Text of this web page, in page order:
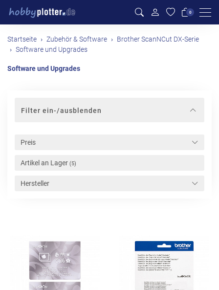
0
Startseite Zubehör & Software
Brother ScanNCut DX-Serie
Software und Upgrades
Software und Upgrades
Filter ein-/ausblenden
Preis
Artikel an Lager (5)
Hersteller